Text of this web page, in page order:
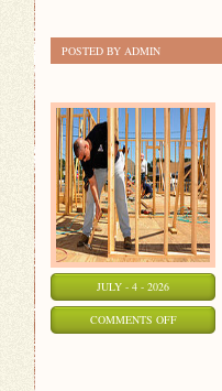
POSTED BY ADMIN
JULY - 4 - 2026
COMMENTS OFFON